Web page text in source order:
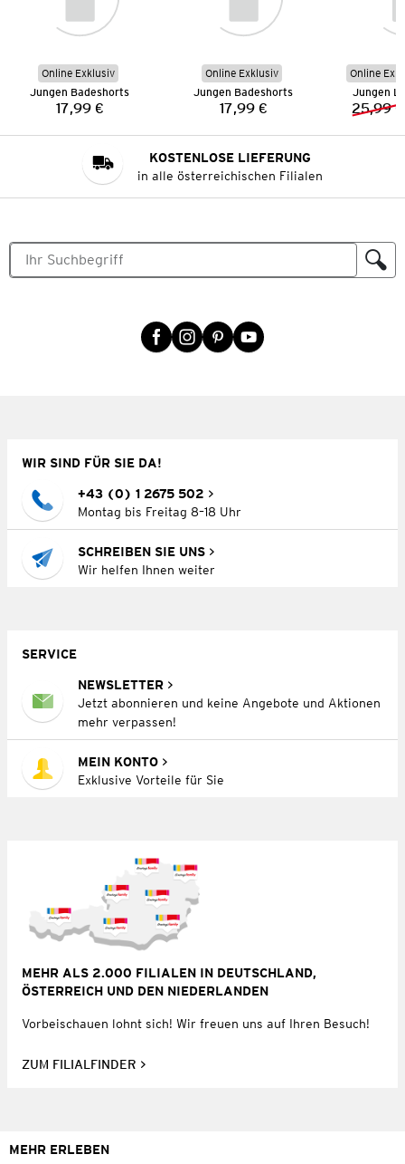
Online Exklusiv
Jungen Badeshorts
Preis:
17,99 €
Online Exklusiv
Jungen Badeshorts
Preis:
17,99 €
Online
Jungen
25,99 €
KOSTENLOSE LIEFERUNG
in alle österreichischen Filialen
WIR SIND FÜR SIE DA!
+43 (0) 1 2675 502
Montag bis Freitag 8–18 Uhr
SCHREIBEN SIE UNS
Wir helfen Ihnen weiter
SERVICE
NEWSLETTER
Jetzt abonnieren und keine Angebote und Aktionen
mehr verpassen!
MEIN KONTO
Exklusive Vorteile für Sie
MEHR ALS 2.000 FILIALEN IN DEUTSCHLAND,
ÖSTERREICH UND DEN NIEDERLANDEN
Vorbeischauen lohnt sich! Wir freuen uns auf Ihren Besuch!
ZUM FILIALFINDER
MEHR ERLEBEN